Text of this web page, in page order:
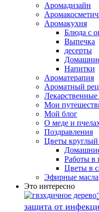
Аромадизайн
Аромакухня
Блюда с
Выпечка
десерты
Напитки
Ароматерапия
Ароматный
Лекарственные
Мои
Мой блог
О меде и
Поздравления
Цветы круглый
Работы в
Цветы в
Эфирные масла
Это интересно
защита от